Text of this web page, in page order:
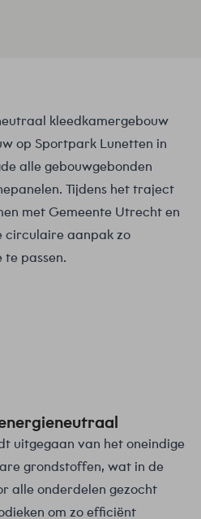
kleedkamergebouw
op Sportpark Lunetten in
alle gebouwgebonden
Tijdens het traject
met Gemeente Utrecht en
circulaire aanpak zo
passen.
uitgegaan van het oneindige
grondstoffen, wat in de
alle onderdelen gezocht
om zo efficiënt